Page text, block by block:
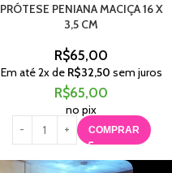
PRÓTESE PENIANA MACIÇA 16 X
3,5 CM
R$65,00
Em até2x de R$32,50 sem juros
R$65,00
no pix
COMPRAR